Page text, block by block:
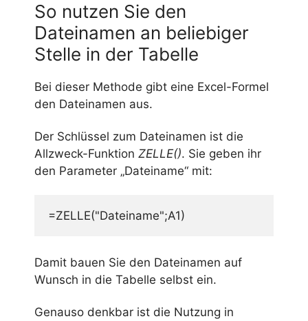
So nutzen Sie den
Dateinamen an beliebiger
Stelle in der Tabelle
Bei dieser Methode gibt eine Excel-Formel
den Dateinamen aus.
Der Schlüssel zum Dateinamen ist die
Allzweck-Funktion ZELLE(). Sie geben ihr
den Parameter „Dateiname“ mit:
=ZELLE("Dateiname";A1)
Damit bauen Sie den Dateinamen auf
Wunsch in die Tabelle selbst ein.
Genauso denkbar ist die Nutzung in